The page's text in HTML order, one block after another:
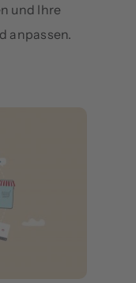
und Ihre
anpassen.